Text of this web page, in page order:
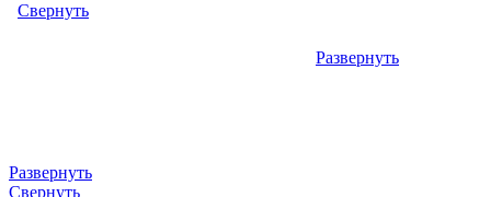
Свернуть
Развернуть
Развернуть
Свернуть